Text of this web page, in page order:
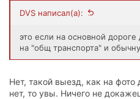
DVS написал(а):
это если на основной дороге
на "общ транспорта" и
Нет, такой выезд, как на
нет, то увы. Ничего не